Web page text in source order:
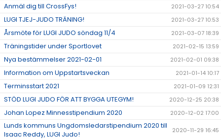
Anmäl dig till CrossFys! 2021-03-27 10:54
LUGI TJEJ-JUDO TRÄNING! 2021-03-27 10:53
Årsmöte för LUGI JUDO söndag 11/4 2021-03-07 18:39
Träningstider under Sportlovet 2021-02-15 13:59
Nya bestämmelser 2021-02-01 2021-02-01 09:38
Information om Uppstartsveckan 2021-01-14 10:17
Terminsstart 2021 2021-01-09 12:31
STÖD LUGI JUDO FÖR ATT BYGGA UTEGYM! 2020-12-25 20:38
Johan Lopez Minnesstipendium 2020 2020-12-02 17:00
Lunds kommuns Ungdomsledarstipendium 2020 till
Isaac Reddy, LUGI Judo!
2020-11-29 16:45